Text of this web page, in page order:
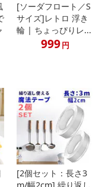
[ソーダフロート／S
サイズ]レトロ 浮き
輪 | ちょっぴりレ...
999円
[2個セット：長さ3